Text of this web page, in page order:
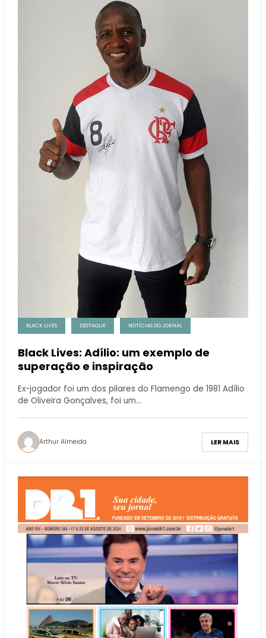
BLACK LIVES DESTAQUE NOTÍCIAS DO JORNAL
Black Lives: Adílio: um exemplo de
superação e inspiração
Ex-jogador foi um dos pilares do Flamengo de 1981 Adílio
de Oliveira Gonçalves, foi um…
Arthur Almeida LER MAIS